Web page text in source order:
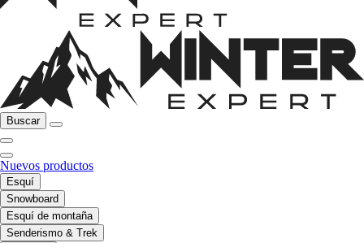
Buscar
Nuevos productos
Esquí
Snowboard
Esquí de montaña
Senderismo & Trek